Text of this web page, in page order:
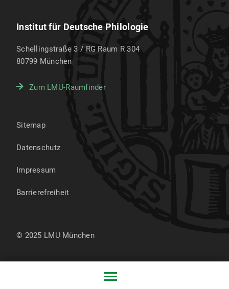
Institut für Deutsche Philologie
Schellingstraße 3 / RG Raum R 304
80799 München
Zum LMU-Raumfinder
Sitemap
Datenschutz
Impressum
Barrierefreiheit
© 2025 LMU München